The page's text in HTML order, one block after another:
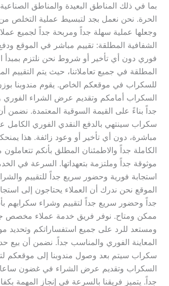
بما في ذلك المناطق البعيدة والمناطق
الحرة. نحن نعمل بجد لتبسيط عملية التخلص
وجعلها عملية سهلة جداً ومربحة جداً لجميع
الشفافية المطلقة: تقييم مباشر في الموقع
فوري دون أي تأخير أو شروط نحن نلتزم بمبدأ
المطلقة في جميع تعاملاتنا، حيث يتم التقييم
للسكراب في موقعكم الخاص. يقوم مندوبنا
السكراب أمامكم وتقديم عرض الشراء الفوري
جداً بناءً على القيمة السوقية المعتمدة. نضمن
سكراب سينتهي بالدفع النقدي الفوري الكامل
مباشرة، دون أي تأخير أو وعود زائفة. هذا
الكاملة جداً والاطمئنان المطلق بأنكم
موثوقة جداً وملتزمة بتعهداتها. السرعة في
استجابة فورية وحضور سريع جداً للتقييم
الموقع نحن ندرك أن العملاء يحتاجون إلى
جداً وحضور سريع جداً لتقييم وشراء سكرابهم
ممكن ومتاح. نوفر فريق خدمة عملاء مخصص
ومستعد للرد على جميع استفساراتكم وتحديد
المعاينة الفوري والمناسب جداً. نضمن أن بيع
سكراب سيتم بعد وصول مندوبنا إلى موقعكم
السكراب وتقديم عرض الشراء في غضون
جداً. يتميز فريقنا بالسرعة في إنجاز المهمة